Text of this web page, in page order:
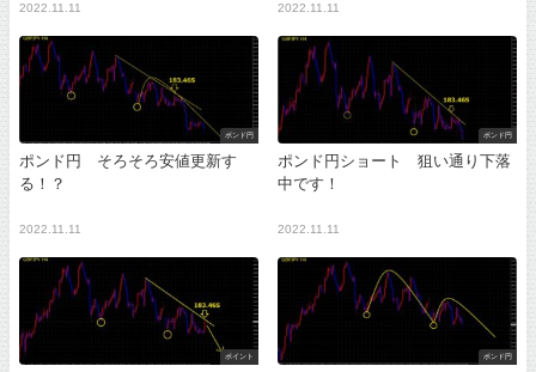
2022.11.11 2022.11.11
ポンド円
ポンド円 そろそろ安値更新す
る！？
2022.11.11
ポンド円
ポンド円ショート 狙い通り下落
中です！
2022.11.11
ポイント ポンド円